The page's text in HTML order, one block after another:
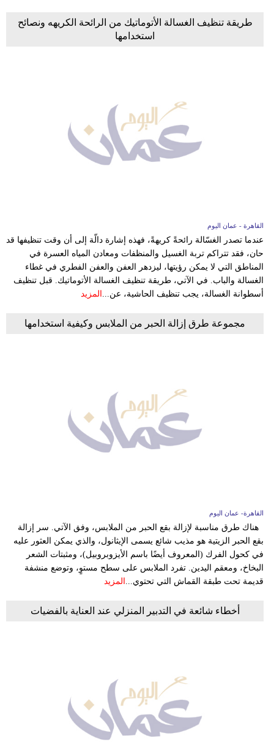
طريقة تنظيف الغسالة الأتوماتيك من الرائحة الكريهه ونصائح
استخدامها
القاهرة - عمان اليوم
عندما تصدر الغسّالة رائحةً كريهةً، فهذه إشارة دالّة إلى أن وقت تنظيفها قد
حان، فقد تتراكم تربة الغسيل والمنظفات ومعادن المياه العسرة في
المناطق التي لا يمكن رؤيتها، ليزدهر العفن والعفن الفطري في غطاء
الغسالة والباب. في الآتي، طريقة تنظيف الغسالة الأتوماتيك. قبل تنظيف
أسطوانة الغسالة، يجب تنظيف الحاشية، عن...
المزيد
مجموعة طرق إزالة الحبر من الملابس وكيفية استخدامها
القاهرة- عمان اليوم
هناك طرق مناسبة لإزالة بقع الحبر من الملابس، وفق الآتي. سر إزالة
بقع الحبر الزيتية هو مذيب شائع يسمى الإيثانول، والذي يمكن العثور عليه
في كحول الفرك (المعروف أيضًا باسم الأيزوبروبيل)، ومثبتات الشعر
البخاخ، ومعقم اليدين. تفرد الملابس على سطح مستوٍ، وتوضع منشفة
قديمة تحت طبقة القماش التي تحتوي... المزيد
أخطاء شائعة في التدبير المنزلي عند العناية بالفضيات